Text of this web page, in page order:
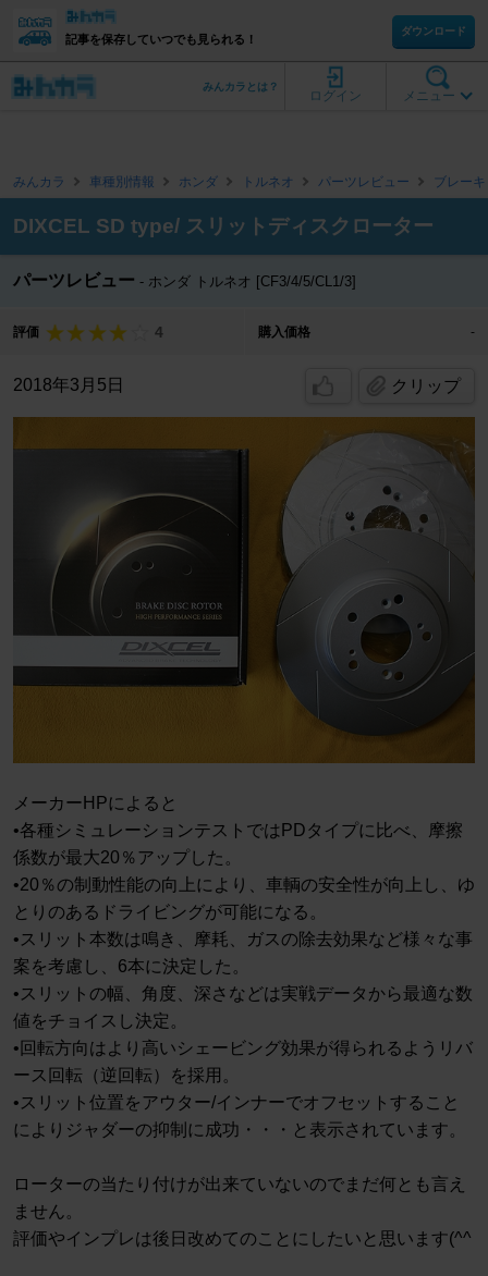
記事を保存していつでも見られる！
ダウンロード
メニュー
ログイン
みんカラとは？
みんカラ 車種別情報 ホンダ トルネオ パーツレビュー ブレーキ
DIXCEL SD type/ スリットディスクローター
パーツレビュー ホンダ トルネオ [CF3/4/5/CL1/3]
評価 4 購入価格 -
2018年3月5日 クリップ
メーカーHPによると
•各種シミュレーションテストではPDタイプに比べ、摩擦
係数が最大20％アップした。
•20％の制動性能の向上により、車輌の安全性が向上し、ゆ
とりのあるドライビングが可能になる。
•スリット本数は鳴き、摩耗、ガスの除去効果など様々な事
案を考慮し、6本に決定した。
•スリットの幅、角度、深さなどは実戦データから最適な数
値をチョイスし決定。
•回転方向はより高いシェービング効果が得られるようリバ
ース回転（逆回転）を採用。
•スリット位置をアウター/インナーでオフセットすること
によりジャダーの抑制に成功・・・と表示されています。
ローターの当たり付けが出来ていないのでまだ何とも言え
ません。
評価やインプレは後日改めてのことにしたいと思います(^^